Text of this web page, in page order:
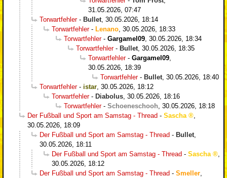
31.05.2026, 07:47
Torwartfehler- Bullet 30.05.2026, 18:14
Torwartfehler- Lenano 30.05.2026, 18:33
Torwartfehler- Gargamel09 30.05.2026, 18:34
Torwartfehler- Bullet 30.05.2026, 18:35
Torwartfehler- Gargamel09
30.05.2026, 18:39
Torwartfehler- Bullet 30.05.2026, 18:40
Torwartfehler- istar 30.05.2026, 18:12
Torwartfehler- Diabolus 30.05.2026, 18:16
Torwartfehler- Schoeneschooh 30.05.2026, 18:18
Der Fußball und Sport am Samstag - Thread - Sascha
30.05.2026, 18:09
Der Fußball und Sport am Samstag - Thread - Bullet
30.05.2026, 18:11
Der Fußball und Sport am Samstag - Thread - Sascha
30.05.2026, 18:12
Der Fußball und Sport am Samstag - Thread - Smeller